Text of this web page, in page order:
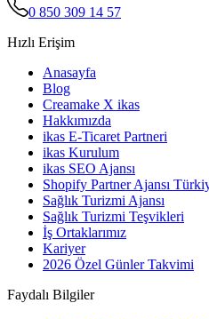
0 850 309 14 57
Hızlı Erişim
Anasayfa
Blog
Creamake X ikas
Hakkımızda
ikas E-Ticaret Partneri
ikas Kurulum
ikas SEO Ajansı
Shopify Partner Ajansı
Sağlık Turizmi Ajansı
Sağlık Turizmi Teşvikleri
İş Ortaklarımız
Kariyer
2026 Özel Günler Takvimi
Faydalı Bilgiler